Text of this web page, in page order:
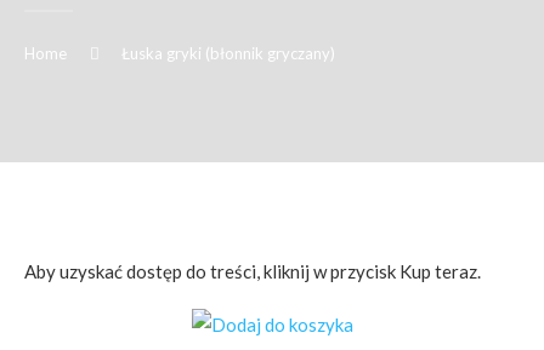
Home Łuska gryki (błonnik gryczany)
Aby uzyskać dostęp do treści, kliknij w przycisk Kup teraz.